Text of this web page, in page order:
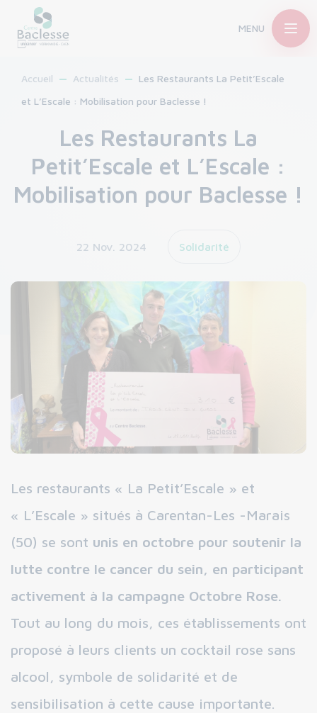
MENU
Accueil Actualités
Les Restaurants La Petit’Escale
et L’Escale : Mobilisation pour Baclesse !
Les Restaurants La
Petit’Escale et L’Escale :
Mobilisation pour Baclesse !
22 Nov. 2024 Solidarité
Les restaurants « La Petit’Escale » et
« L’Escale » situés à Carentan-Les -Marais
(50) se sont unis en octobre pour soutenir la
lutte contre le cancer du sein, en participant
activement à la campagne Octobre Rose.
Tout au long du mois, ces établissements ont
proposé à leurs clients un cocktail rose sans
alcool, symbole de solidarité et de
sensibilisation à cette cause importante.